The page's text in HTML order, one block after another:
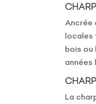
Ancrée
locales
bois ou
années
La